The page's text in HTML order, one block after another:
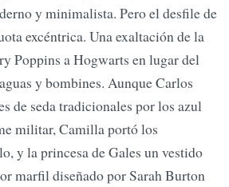
y minimalista. Pero el desfile de
excéntrica. Una exaltación de la
Poppins a Hogwarts en lugar del
y bombines. Aunque Carlos
de seda tradicionales por los azul
militar, Camilla portó los
y la princesa de Gales un vestido
marfil diseñado por Sarah Burton